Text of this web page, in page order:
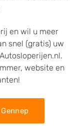
en wil u meer
snel (gratis) uw
website en